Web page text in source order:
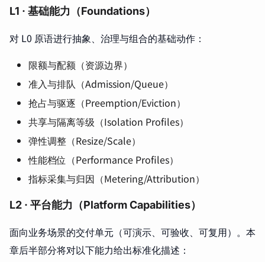
L1 · 基础能力（Foundations）
对 L0 原语进行抽象、治理与组合的基础动作：
限额与配额（资源边界）
准入与排队（Admission/Queue）
抢占与驱逐（Preemption/Eviction）
共享与隔离等级（Isolation Profiles）
弹性调整（Resize/Scale）
性能档位（Performance Profiles）
指标采集与归因（Metering/Attribution）
L2 · 平台能力（Platform Capabilities）
面向业务场景的交付单元（可演示、可验收、可复用）。本
章后半部分将对以下能力给出标准化描述：